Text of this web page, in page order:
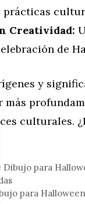
prácticas
Creatividad:
de
y
más
culturales.
Dibujo para
para